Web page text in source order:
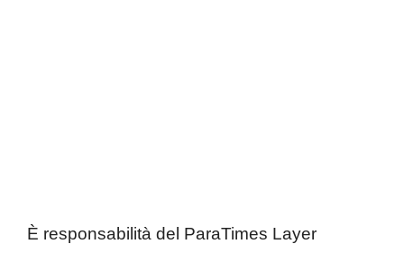
È responsabilità del ParaTimes Layer